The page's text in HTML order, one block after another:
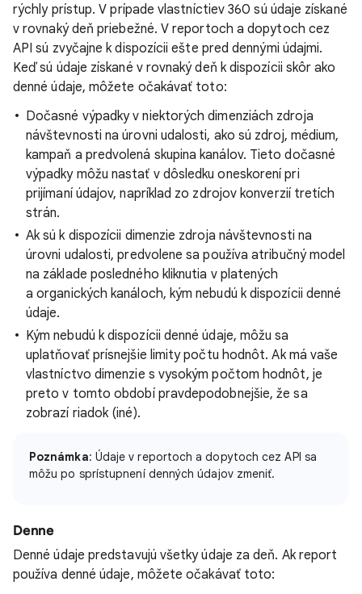
rýchly prístup. V prípade vlastníctiev 360 sú údaje získané
v rovnaký deň priebežné. V reportoch a dopytoch cez
API sú zvyčajne k dispozícii ešte pred dennými údajmi.
Keď sú údaje získané v rovnaký deň k dispozícii skôr ako
denné údaje, môžete očakávať toto:
Dočasné výpadky v niektorých dimenziách zdroja
návštevnosti na úrovni udalosti, ako sú zdroj, médium,
kampaň a predvolená skupina kanálov. Tieto dočasné
výpadky môžu nastať v dôsledku oneskorení pri
prijímaní údajov, napríklad zo zdrojov konverzií tretích
strán.
Ak sú k dispozícii dimenzie zdroja návštevnosti na
úrovni udalosti, predvolene sa používa atribučný model
na základe posledného kliknutia v platených
a organických kanáloch, kým nebudú k dispozícii denné
údaje.
Kým nebudú k dispozícii denné údaje, môžu sa
uplatňovať prísnejšie limity počtu hodnôt. Ak má vaše
vlastníctvo dimenzie s vysokým počtom hodnôt, je
preto v tomto období pravdepodobnejšie, že sa
zobrazí riadok (iné).
Poznámka: Údaje v reportoch a dopytoch cez API sa
môžu po sprístupnení denných údajov zmeniť.
Denne
Denné údaje predstavujú všetky údaje za deň. Ak report
používa denné údaje, môžete očakávať toto: